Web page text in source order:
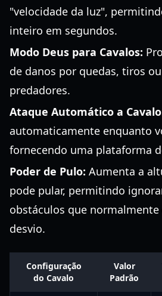
"velocidade da luz",
inteiro em segundos.
Modo Deus para Cavalos:
de danos por quedas, tiros
predadores.
Ataque Automático a
automaticamente enquanto
fornecendo uma plataforma
Poder de Pulo: Aumenta a
pode pular, permitindo
obstáculos que
desvio.
Configuração
do Cavalo
Valor
Padrão